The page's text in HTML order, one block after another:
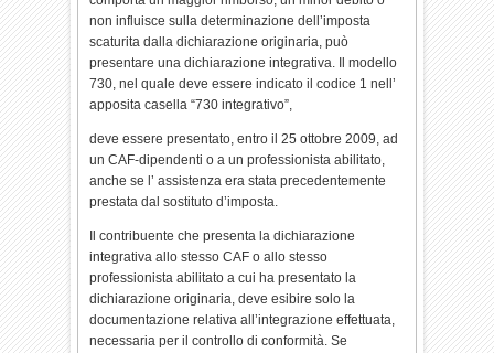
non influisce sulla determinazione dell’imposta
scaturita dalla dichiarazione originaria, può
presentare una dichiarazione integrativa. Il modello
730, nel quale deve essere indicato il codice 1 nell’
apposita casella “730 integrativo”,
deve essere presentato, entro il 25 ottobre 2009, ad
un CAF-dipendenti o a un professionista abilitato,
anche se l’ assistenza era stata precedentemente
prestata dal sostituto d’imposta.
Il contribuente che presenta la dichiarazione
integrativa allo stesso CAF o allo stesso
professionista abilitato a cui ha presentato la
dichiarazione originaria, deve esibire solo la
documentazione relativa all’integrazione effettuata,
necessaria per il controllo di conformità. Se